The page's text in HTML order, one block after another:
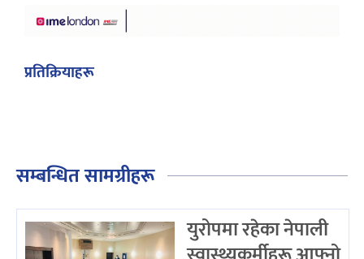
प्रतिक्रियाहरू
सम्बन्धित सामग्रीहरू
युरोपमा रहेका नेपाली